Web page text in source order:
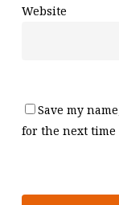
Website
Save my
for the next time